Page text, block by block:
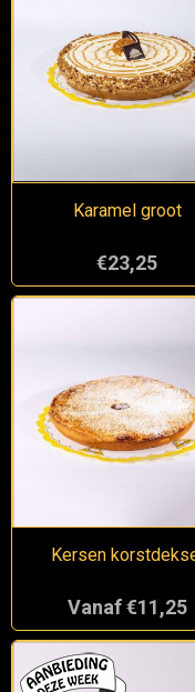
Karamel groot
€23,25
Kersen
Vanaf €11,25